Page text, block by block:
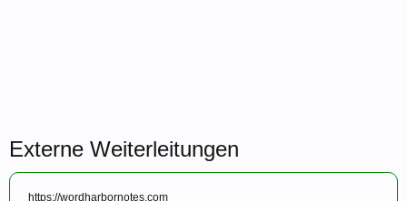
Externe Weiterleitungen
https://wordharbornotes.com